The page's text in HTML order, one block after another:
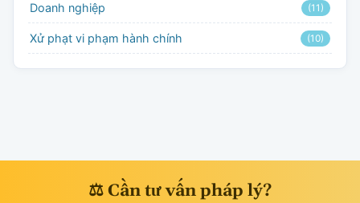
Doanh nghiệp (11)
Xử phạt vi phạm hành chính (10)
⚖ Cần tư vấn pháp lý?